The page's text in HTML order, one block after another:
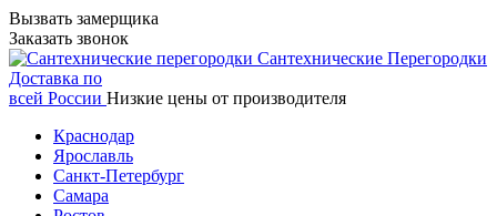
Вызвать замерщика
Заказать звонок
Сантехнические Перегородки
Доставка по
всей России Низкие цены от производителя
Краснодар
Ярославль
Санкт-Петербург
Самара